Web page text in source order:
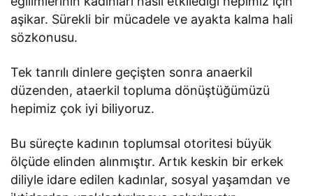
aşikar. Sürekli bir mücadele ve ayakta kalma hali
sözkonusu.
Tek tanrılı dinlere geçişten sonra anaerkil
düzenden, ataerkil topluma dönüştüğümüzü
hepimiz çok iyi biliyoruz.
Bu süreçte kadının toplumsal otoritesi büyük
ölçüde elinden alınmıştır. Artık keskin bir erkek
diliyle idare edilen kadınlar, sosyal yaşamdan ve